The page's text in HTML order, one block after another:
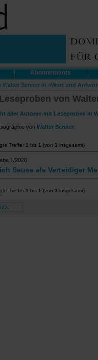
Abonnements
Walter Senner in »Wort und
von
aller Autoren mit Leseproben in
von Walter Senner
Treffer 1 bis 1 (von 1 insgesamt)
1/2020
Seuse als Verteidiger
Treffer 1 bis 1 (von 1 insgesamt)